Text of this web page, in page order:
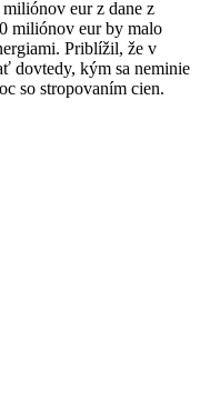
eur z dane z
miliónov eur by malo
Priblížil, že v
dovtedy, kým sa neminie
so stropovaním cien.